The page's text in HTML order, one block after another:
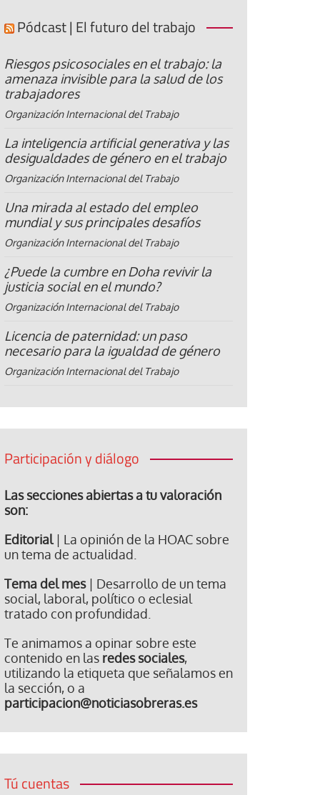
Pódcast | El futuro del trabajo
Riesgos psicosociales en el trabajo: la
amenaza invisible para la salud de los
trabajadores
Organización Internacional del Trabajo
La inteligencia artificial generativa y las
desigualdades de género en el trabajo
Organización Internacional del Trabajo
Una mirada al estado del empleo
mundial y sus principales desafíos
Organización Internacional del Trabajo
¿Puede la cumbre en Doha revivir la
justicia social en el mundo?
Organización Internacional del Trabajo
Licencia de paternidad: un paso
necesario para la igualdad de género
Organización Internacional del Trabajo
Participación y diálogo
Las secciones abiertas a tu valoración
son:
Editorial| La opinión de la HOAC sobre
un tema de actualidad.
Tema del mes| Desarrollo de un tema
social, laboral, político o eclesial
tratado con profundidad.
Te animamos a opinar sobre este
contenido en las redes sociales,
utilizando la etiqueta que señalamos en
la sección, o a
participacion@noticiasobreras.es
Tú cuentas